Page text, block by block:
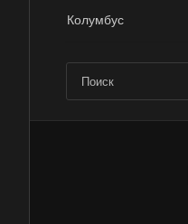
Колумбус